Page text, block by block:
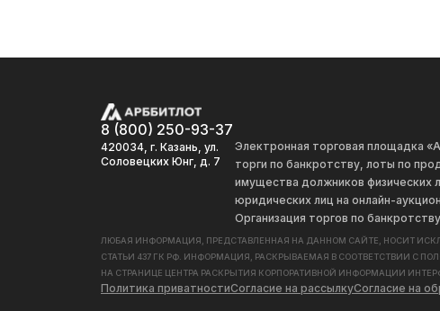
8 (800) 250-93-37
420034, г. Казань, ул.
Соловецких Юнг, д. 7
Электронная торговая площадка
торги по банкротству, лоты по
имущества должников физических
юридических лиц на онлайн-
Организация торгов по
ЛЮБАЯ ИНФОРМАЦИЯ, ПРЕДСТАВЛЕННАЯ НА ДАННОМ САЙТЕ, НОСИТ
СТАТЬИ 437 ГК РФ. ИНФОРМАЦИЯ, РАСКРЫВАЕМАЯ В СООТВЕТСТВИИ С
НА СТРАНИЦЕ ЦЕНТРА РАСКРЫТИЯ КОРПОРАТИВНОЙ ИНФОРМАЦИИ
Политика приватностиСогласие на рассылкуСогласие на